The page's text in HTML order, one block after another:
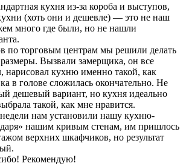
кухня из-за короба и выступов,
(хоть они и дешевле) — это не наш
много где были, но не нашли
по торговым центрам мы решили делать
Вызвали замерщика, он все
нарисовал кухню именно такой, как
в голове сложилась окончательно. Не
дешевый вариант, но кухня идеально
такой, как мне нравится.
нам установили нашу кухню-
нашим кривым стенам, им пришлось
верхних шкафчиков, но результат
Рекомендую!